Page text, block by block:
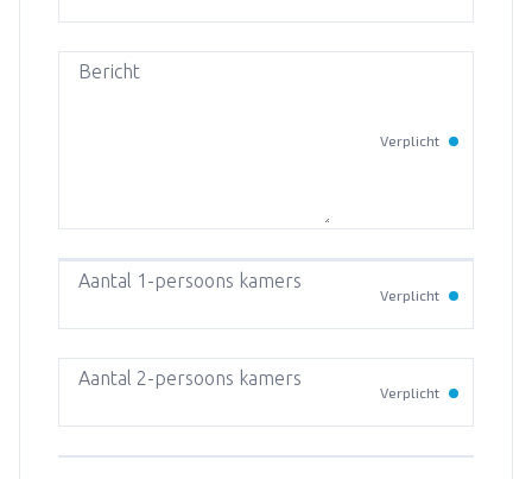
Bericht
Verplicht
Aantal 1-persoons kamers
Verplicht
Aantal 2-persoons kamers
Verplicht